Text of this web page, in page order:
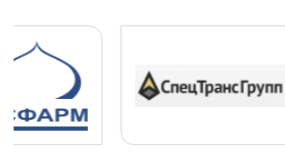
ГО и ЧС
04.08.2025